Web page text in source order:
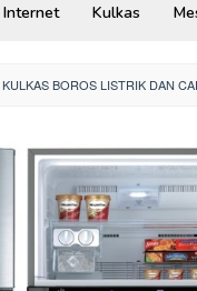
Internet Kulkas
BOROS LISTRIK DAN